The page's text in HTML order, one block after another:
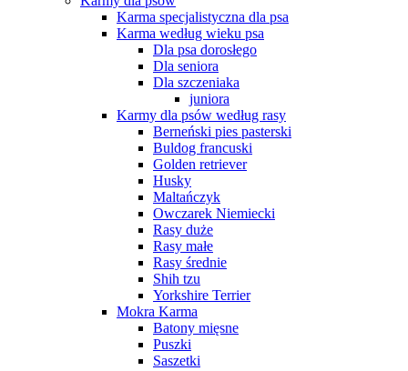
Karma specjalistyczna dla psa
Karma według wieku psa
Dla psa dorosłego
Dla seniora
Dla szczeniaka
juniora
Karmy dla psów według rasy
Berneński pies pasterski
Buldog francuski
Golden retriever
Husky
Maltańczyk
Owczarek Niemiecki
Rasy duże
Rasy małe
Rasy średnie
Shih tzu
Yorkshire Terrier
Mokra Karma
Batony mięsne
Puszki
Saszetki